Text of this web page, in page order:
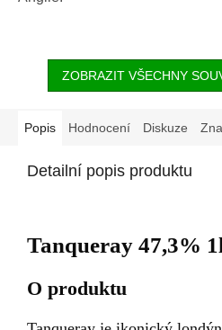
ZOBRAZIT VŠECHNY
Popis Hodnocení Diskuze
Detailní popis produktu
Tanqueray 47,3%
O produktu